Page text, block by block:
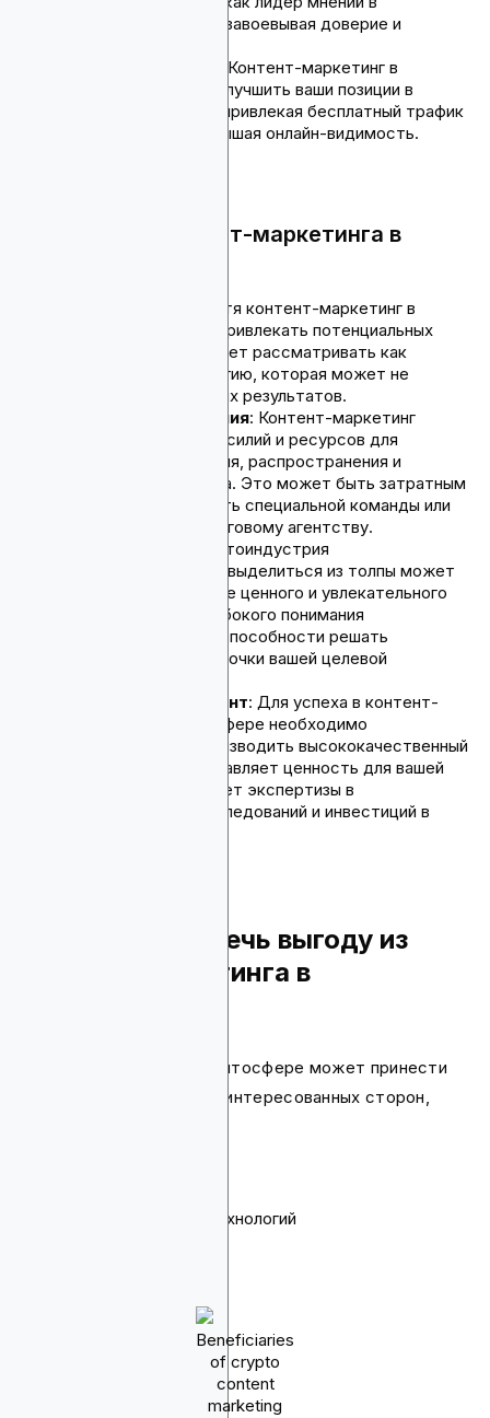
криптопространстве, завоевывая доверие и
: Контент-маркетинг в
криптосфере может улучшить ваши позиции в
поисковых системах, привлекая бесплатный трафик
на ваш веб-сайт и повышая онлайн-видимость.
Недостатки контент-маркетинга в
: Хотя контент-маркетинг в
криптосфере может привлекать потенциальных
инвесторов, его следует рассматривать как
долгосрочную стратегию, которая может не
обеспечить мгновенных результатов.
Маркетинговые усилия: Контент-маркетинг
требует постоянных усилий и ресурсов для
эффективного создания, распространения и
продвижения контента. Это может быть затратным
по времени и требовать специальной команды или
аутсорсинга маркетинговому агентству.
: Криптоиндустрия
высококонкурентна, и выделиться из толпы может
быть сложно. Создание ценного и увлекательного
контента требует глубокого понимания
криптоэкосистемы и способности решать
конкретные болевые точки вашей целевой
Качественный контент: Для успеха в контент-
маркетинге в криптосфере необходимо
последовательно производить высококачественный
контент, который добавляет ценность для вашей
аудитории. Это требует экспертизы в
криптоиндустрии, исследований и инвестиций в
Кто может извлечь выгоду из
контент-маркетинга в
Контент-маркетинг в криптосфере может принести
пользу широкому кругу заинтересованных сторон,
компании блокчейн-технологий
Beneficiaries
of crypto
content
marketing